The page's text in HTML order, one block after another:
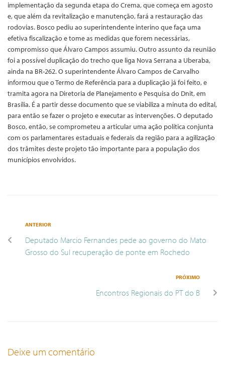
implementação da segunda etapa do Crema, que começa em agosto
e, que além da revitalização e manutenção, fará a restauração das
rodovias. Bosco pediu ao superintendente interino que faça uma
efetiva fiscalização e tome as medidas que forem necessárias,
compromisso que Álvaro Campos assumiu. Outro assunto da reunião
foi a possível duplicação do trecho que liga Nova Serrana a Uberaba,
ainda na BR-262. O superintendente Álvaro Campos de Carvalho
informou que o Termo de Referência para a duplicação já foi feito, e
tramita agora na Diretoria de Planejamento e Pesquisa do Dnit, em
Brasília. É a partir desse documento que se viabiliza a minuta do edital,
para então se fazer o projeto e executar as intervenções. O deputado
Bosco, então, se comprometeu a articular uma ação política conjunta
com os parlamentares estaduais e federais da região para a agilização
dos trâmites deste projeto tão importante para a população dos
municípios envolvidos.
ANTERIOR
Deputado Marcio Fernandes pede ao governo do Mato
Grosso do Sul recuperação de ponte em Rochedo
PRÓXIMO
Encontros Regionais do PT do B
Deixe um comentário